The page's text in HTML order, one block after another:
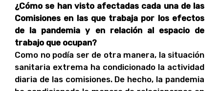
¿Cómo se han visto afectadas cada una de las
Comisiones en las que trabaja por los efectos
de la pandemia y en relación al espacio de
trabajo que ocupan?
Como no podía ser de otra manera, la situación
sanitaria extrema ha condicionado la actividad
diaria de las comisiones. De hecho, la pandemia